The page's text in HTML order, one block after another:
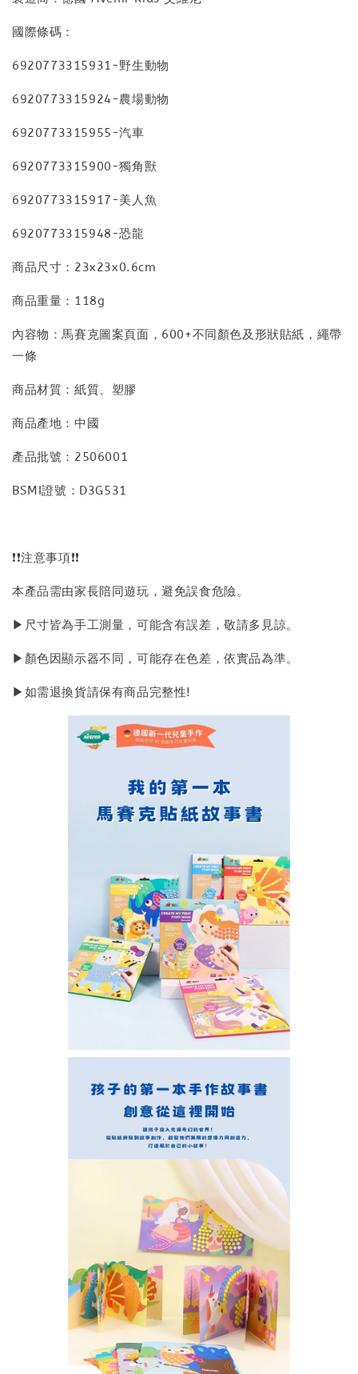
國際條碼：
6920773315931-野生動物
6920773315924-農場動物
6920773315955-汽車
6920773315900-獨角獸
6920773315917-美人魚
6920773315948-恐龍
商品尺寸：23x23x0.6cm
商品重量：118g
內容物：馬賽克圖案頁面，600+不同顏色及形狀貼紙，繩帶
一條
商品材質：紙質、塑膠
商品產地：中國
產品批號：2506001
BSMI證號：D3G531
❗❗注意事項❗❗
本產品需由家長陪同遊玩，避免誤食危險。
▶尺寸皆為手工測量，可能含有誤差，敬請多見諒。
▶顏色因顯示器不同，可能存在色差，依實品為準。
▶如需退換貨請保有商品完整性!